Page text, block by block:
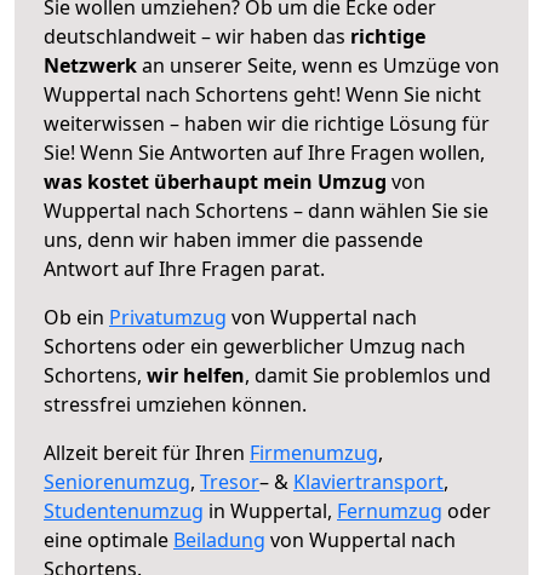
Sie wollen umziehen? Ob um die Ecke oder
deutschlandweit – wir haben das richtige
Netzwerkan unserer Seite, wenn es Umzüge von
Wuppertal nach Schortens geht! Wenn Sie nicht
weiterwissen – haben wir die richtige Lösung für
Sie! Wenn Sie Antworten auf Ihre Fragen wollen,
was kostet überhaupt mein Umzug von
Wuppertal nach Schortens – dann wählen Sie sie
uns, denn wir haben immer die passende
Antwort auf Ihre Fragen parat.
Ob ein Privatumzug von Wuppertal nach
Schortens oder ein gewerblicher Umzug nach
Schortens, wir helfen, damit Sie problemlos und
stressfrei umziehen können.
Allzeit bereit für Ihren Firmenumzug,
Seniorenumzug, Tresor– & Klaviertransport,
Studentenumzug in Wuppertal, Fernumzug oder
eine optimale Beiladung von Wuppertal nach
Schortens.